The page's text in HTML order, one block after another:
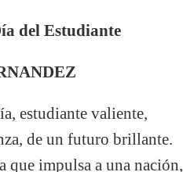
del Estudiante
estudiante valiente,
de un futuro brillante.
que impulsa a una nación,